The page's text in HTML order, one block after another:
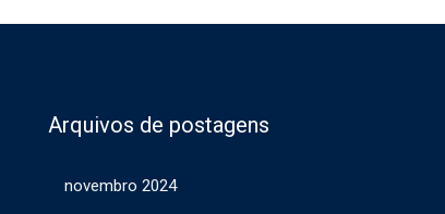
Arquivos de postagens
novembro 2024